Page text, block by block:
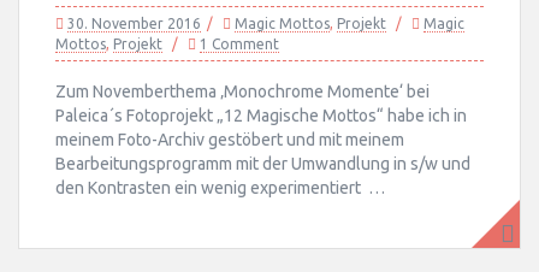
30. November 2016 Magic Mottos, Projekt
Magic
Mottos, Projekt 1 Comment
Zum Novemberthema ‚Monochrome Momente‘ bei
Paleica´s Fotoprojekt „12 Magische Mottos“ habe ich in
meinem Foto-Archiv gestöbert und mit meinem
Bearbeitungsprogramm mit der Umwandlung in s/w und
den Kontrasten ein wenig experimentiert …